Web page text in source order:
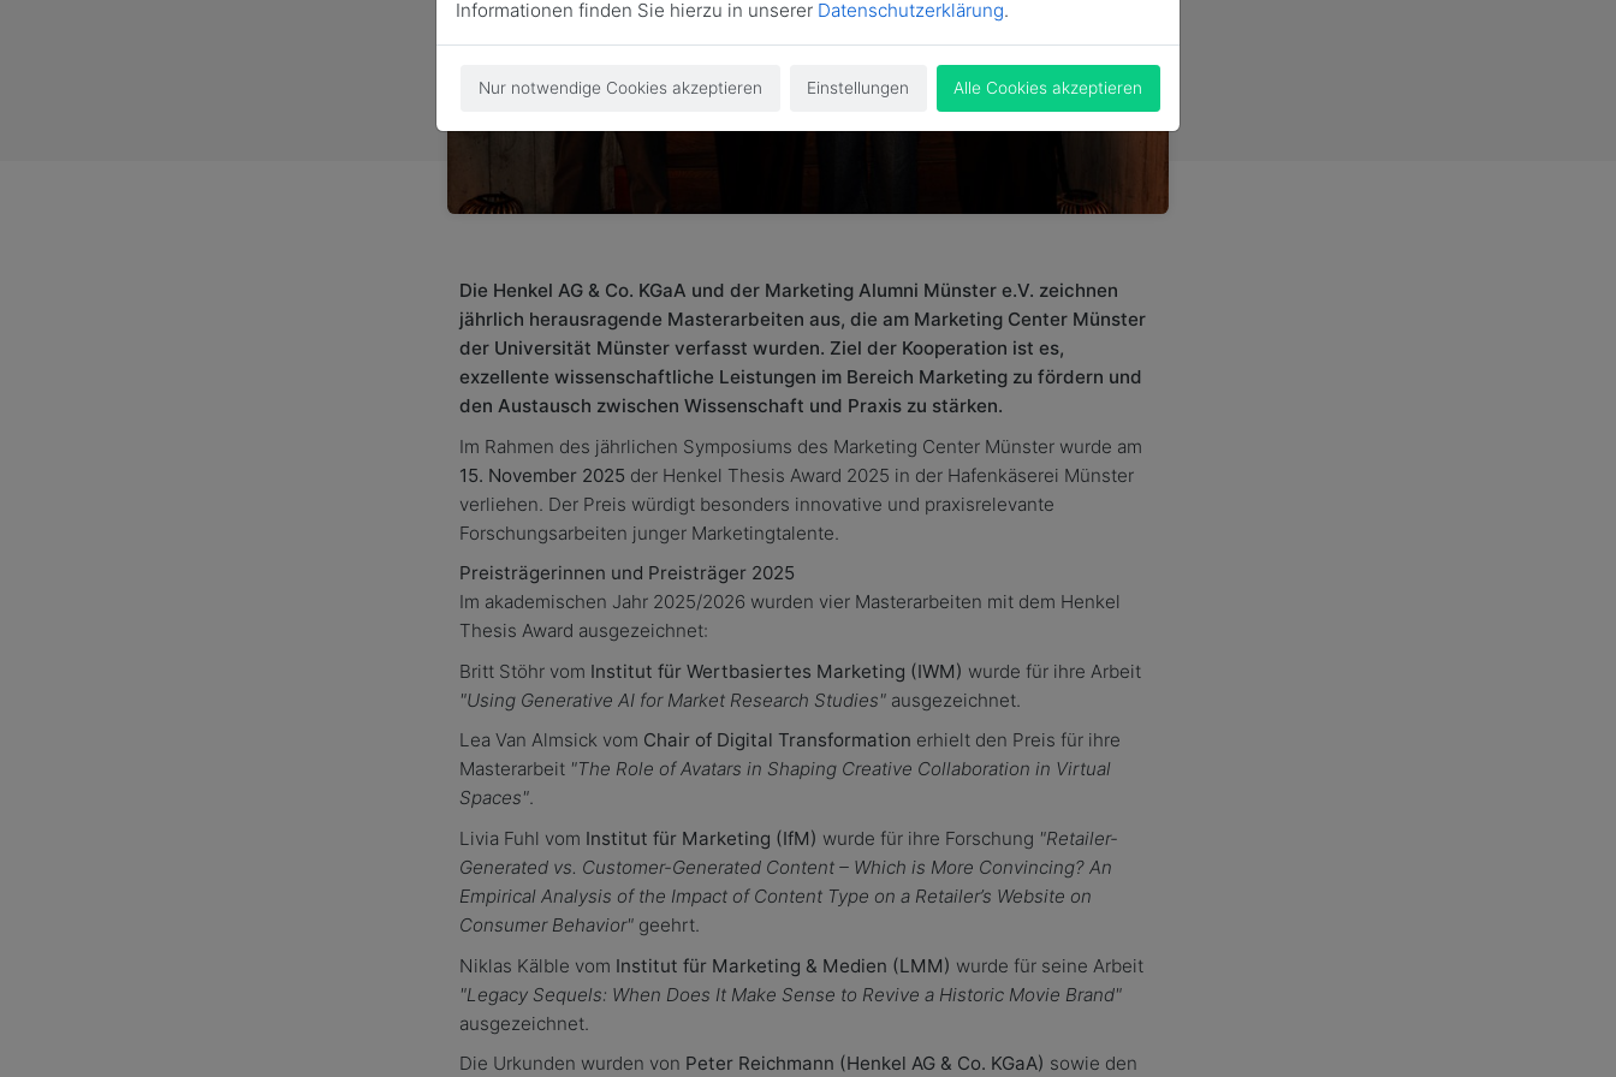
Die Henkel AG & Co. KGaA und der Marketing Alumni Münster e.V. zeichnen
jährlich herausragende Masterarbeiten aus, die am Marketing Center Münster
der Universität Münster verfasst wurden. Ziel der Kooperation ist es,
exzellente wissenschaftliche Leistungen im Bereich Marketing zu fördern und
den Austausch zwischen Wissenschaft und Praxis zu stärken.
Im Rahmen des jährlichen Symposiums des Marketing Center Münster wurde am
15. November 2025 der Henkel Thesis Award 2025 in der Hafenkäserei Münster
verliehen. Der Preis würdigt besonders innovative und praxisrelevante
Forschungsarbeiten junger Marketingtalente.
Preisträgerinnen und Preisträger 2025
Im akademischen Jahr 2025/2026 wurden vier Masterarbeiten mit dem Henkel
Thesis Award ausgezeichnet:
Britt Stöhr vom Institut für Wertbasiertes Marketing (IWM) wurde für ihre Arbeit
"Using Generative AI for Market Research Studies" ausgezeichnet.
Lea Van Almsick vom Chair of Digital Transformation erhielt den Preis für ihre
Masterarbeit "The Role of Avatars in Shaping Creative Collaboration in Virtual
Spaces".
Livia Fuhl vom Institut für Marketing (IfM) wurde für ihre Forschung "Retailer-
Generated vs. Customer-Generated Content – Which is More Convincing? An
Empirical Analysis of the Impact of Content Type on a Retailer’s Website on
Consumer Behavior" geehrt.
Niklas Kälble vom Institut für Marketing & Medien (LMM) wurde für seine Arbeit
"Legacy Sequels: When Does It Make Sense to Revive a Historic Movie Brand"
ausgezeichnet.
Die Urkunden wurden von Peter Reichmann (Henkel AG & Co. KGaA) sowie den
Informationen finden Sie hierzu in unserer Datenschutzerklärung.
Nur notwendige Cookies akzeptieren Einstellungen Alle Cookies akzeptieren